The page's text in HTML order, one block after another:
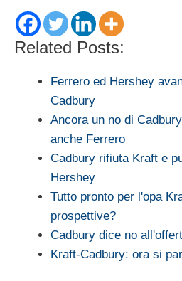
Related Posts:
Ferrero ed Hershey
Cadbury
Ancora un no di
anche Ferrero
Cadbury rifiuta Kraft e
Hershey
Tutto pronto per l'opa
prospettive?
Cadbury dice no
Kraft-Cadbury: ora si